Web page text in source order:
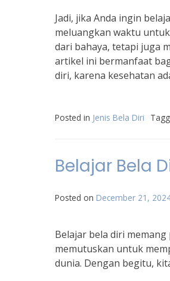
Jadi, jika Anda ingin
meluangkan waktu
dari bahaya, tetapi juga
artikel ini bermanfaat
diri, karena kesehatan
Posted in Jenis Bela Diri
Belajar Bela
Posted on December 21,
Belajar bela diri
memutuskan untuk
dunia. Dengan begitu,